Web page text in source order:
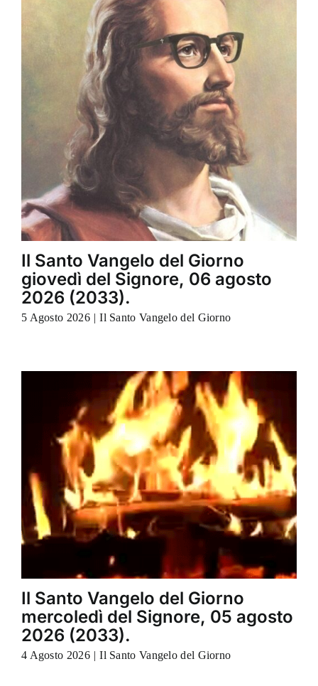
Il Santo Vangelo del Giorno
giovedì del Signore, 06 agosto
2026 (2033).
5 Agosto 2026 | Il Santo Vangelo del Giorno
Il Santo Vangelo del Giorno
mercoledì del Signore, 05 agosto
2026 (2033).
4 Agosto 2026 | Il Santo Vangelo del Giorno